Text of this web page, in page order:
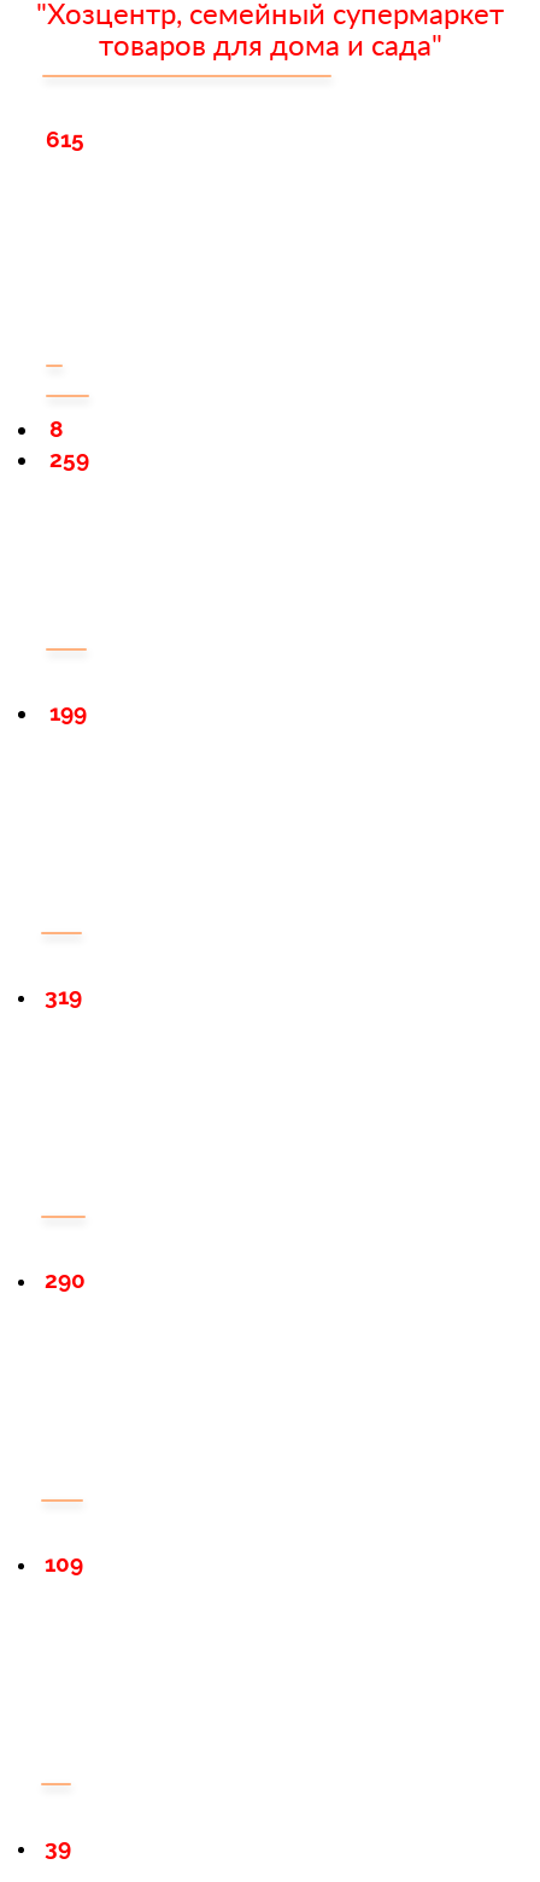
"Хозцентр, семейный супермаркет
товаров для дома и сада"
615
259
8
199
319
290
109
39